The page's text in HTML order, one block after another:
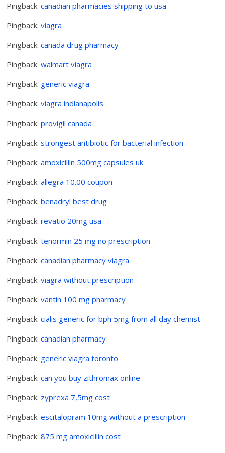
Pingback:canadian pharmacies shipping to usa
Pingback:viagra
Pingback:canada drug pharmacy
Pingback:walmart viagra
Pingback: generic viagra
Pingback:viagra indianapolis
Pingback:provigil canada
Pingback:strongest antibiotic for bacterial infection
Pingback:amoxicillin 500mg capsules uk
Pingback:allegra 10.00 coupon
Pingback:benadryl best drug
Pingback:revatio 20mg usa
Pingback:tenormin 25 mg no prescription
Pingback:canadian pharmacy viagra
Pingback:viagra without prescription
Pingback:vantin 100 mg pharmacy
Pingback:cialis generic for bph 5mg from all day chemist
Pingback:canadian pharmacy
Pingback: generic viagra toronto
Pingback:can you buy zithromax online
Pingback: zyprexa 7,5mg cost
Pingback:escitalopram 10mg without a prescription
Pingback:875 mg amoxicillin cost